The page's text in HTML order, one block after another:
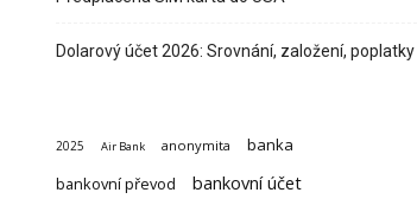
Dolarový účet 2026: Srovnání, založení, poplatky
2025 Air Bank anonymita
banka
bankovní převod
bankovní účet